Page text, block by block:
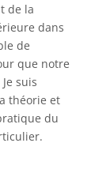
de la
dans
de
que notre
suis
théorie et
du